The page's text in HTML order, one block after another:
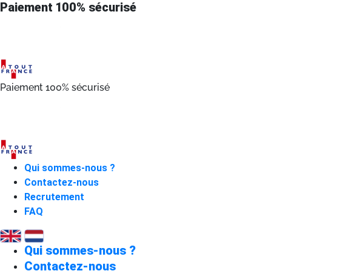
Paiement 100% sécurisé
Paiement 100% sécurisé
Qui sommes-nous ?
Contactez-nous
Recrutement
FAQ
Qui sommes-nous ?
Contactez-nous